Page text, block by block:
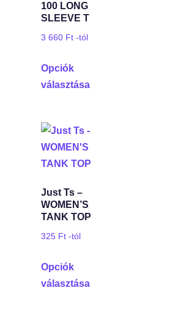
100 LONG
SLEEVE T
3 660 Ft -tól
Opciók
választása
Just Ts –
WOMEN’S
TANK TOP
325 Ft -tól
Opciók
választása